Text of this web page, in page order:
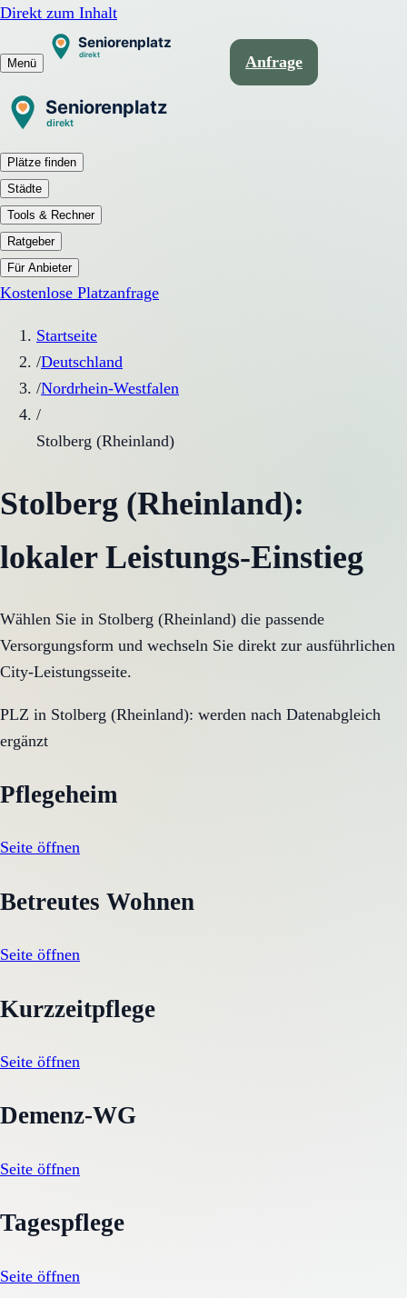
Direkt zum Inhalt
Menü Anfrage
Plätze finden
Städte
Tools & Rechner
Ratgeber
Für Anbieter
Kostenlose Platzanfrage
Startseite
/Deutschland
/Nordrhein-Westfalen
/
Stolberg (Rheinland)
Stolberg (Rheinland):
lokaler Leistungs-Einstieg
Wählen Sie in Stolberg (Rheinland) die passende
Versorgungsform und wechseln Sie direkt zur ausführlichen
City-Leistungsseite.
PLZ in Stolberg (Rheinland): werden nach Datenabgleich
ergänzt
Pflegeheim
Seite öffnen
Betreutes Wohnen
Seite öffnen
Kurzzeitpflege
Seite öffnen
Demenz-WG
Seite öffnen
Tagespflege
Seite öffnen